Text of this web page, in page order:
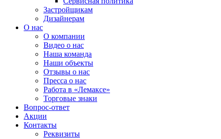
Застройщикам
Дизайнерам
О нас
О компании
Видео о нас
Наша команда
Наши объекты
Отзывы о нас
Пресса о нас
Работа в «Лемаксе»
Торговые знаки
Вопрос-ответ
Акции
Контакты
Реквизиты